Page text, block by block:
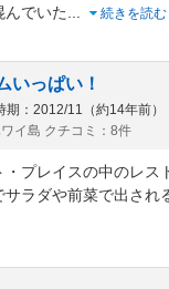
んでいた
続きを読む
いっぱい！
期：2012/11（約14年前）
イ島 クチコミ：8件
プレイスの中のレス
ラダや前菜で出され